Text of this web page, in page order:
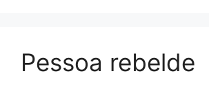
Pessoa rebelde